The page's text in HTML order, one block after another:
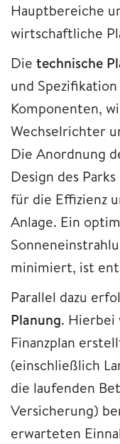
Hauptbereiche
wirtschaftliche
Die technische
und
Komponenten,
Wechselrichter
Die Anordnung
Design des
für die Effizienz
Anlage. Ein
minimiert, ist
Parallel dazu
Planung.
Finanzplan
(einschließlich
die laufenden
Versicherung)
erwarteten